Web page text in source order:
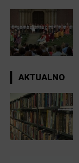
AKTUALNO